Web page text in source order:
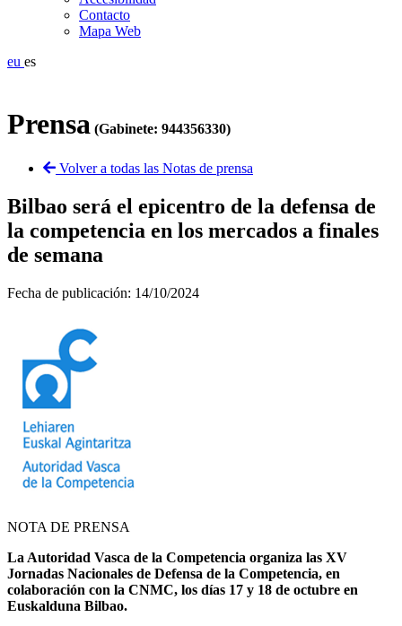
Contacto
Mapa Web
eu es
Prensa (Gabinete: 944356330)
Volver a todas las Notas de prensa
Bilbao será el epicentro de la defensa de
la competencia en los mercados a finales
de semana
Fecha de publicación: 14/10/2024
NOTA DE PRENSA
La Autoridad Vasca de la Competencia organiza las XV
Jornadas Nacionales de Defensa de la Competencia, en
colaboración con la CNMC, los días 17 y 18 de octubre en
Euskalduna Bilbao.